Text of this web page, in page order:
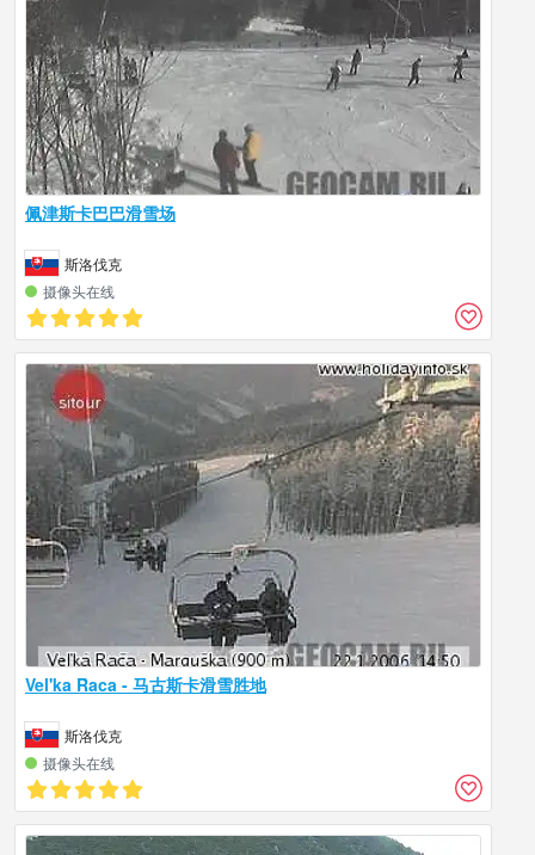
佩津斯卡巴巴滑雪场
斯洛伐克
摄像头在线
Vel'ka Raca - 马古斯卡滑雪胜地
斯洛伐克
摄像头在线